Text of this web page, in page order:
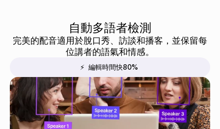
自動多語者檢測
完美的配音適用於脫口秀、訪談和播客，並保留每
位講者的語氣和情感。
⚡  編輯時間快80%